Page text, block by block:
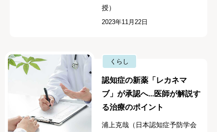
授）
2023年11月22日
くらし
認知症の新薬「レカネマ
ブ」が承認へ...医師が解説す
る治療のポイント
浦上克哉（日本認知症予防学会